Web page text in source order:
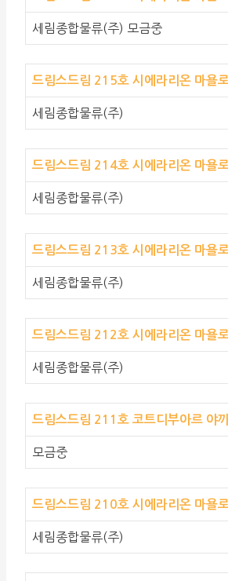
세림종합물류(주) 모금중
드림스드림 215호 시에라리온 마욜
세림종합물류(주)
드림스드림 214호 시에라리온 마욜
세림종합물류(주)
드림스드림 213호 시에라리온 마욜
세림종합물류(주)
드림스드림 212호 시에라리온 마욜
세림종합물류(주)
드림스드림 211호 코트디부아르 야
모금중
드림스드림 210호 시에라리온 마욜
세림종합물류(주)